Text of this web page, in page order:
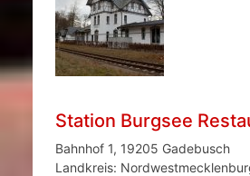
Station Burgsee
Bahnhof 1, 19205 Gadebusch
Landkreis: